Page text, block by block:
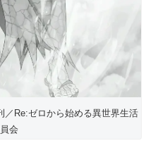
Re:ゼロから始める異世界生活
会